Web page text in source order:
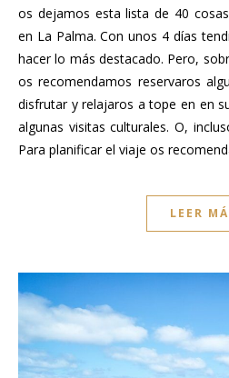
os dejamos esta lista de 40
en La Palma. Con unos 4 días
hacer lo más destacado. Pero,
os recomendamos reservaros
disfrutar y relajaros a tope en en
algunas visitas culturales. O,
Para planificar el viaje os
LEER